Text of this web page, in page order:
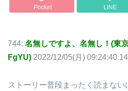
Pocket LINE
744: 名無しですよ、名無し！(東
FgYU) 2022/12/05(月)
ストーリー普段まったく読まな